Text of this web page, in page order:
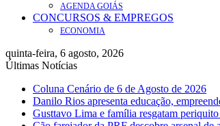
AGENDA GOIÁS
CONCURSOS & EMPREGOS
ECONOMIA
quinta-feira, 6 agosto, 2026
Últimas Notícias
Coluna Cenário de 6 de Agosto de 2026
Danilo Rios apresenta educação,
Gusttavo Lima e família resgatam